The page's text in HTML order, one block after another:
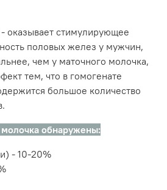
оказывает стимулирующее
половых желез у мужчин,
чем у маточного молочка,
тем, что в гомогенате
большое количество
молочка обнаружены:
- 10-20%